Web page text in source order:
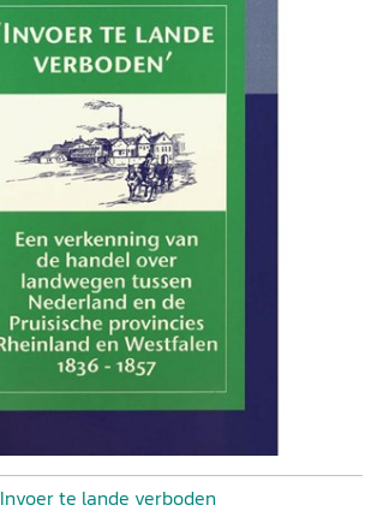
Invoer te lande verboden